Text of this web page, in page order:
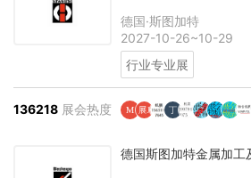
德国·斯图加特
2027-10-26~10-29
行业专业展
136218 展会热度
德国斯图加特金属加工